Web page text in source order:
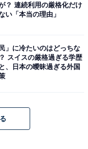
望、運転台が２階と
ンスカー。すでに引
され、「ゆけむ
？ 連続利用の厳格化だけ
い「本当の理由」
民」に冷たいのはどっちな
スイスの厳格過ぎる学歴
、日本の曖昧過ぎる外国